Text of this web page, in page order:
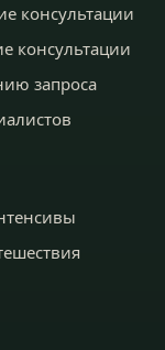
консультации
консультации
запроса